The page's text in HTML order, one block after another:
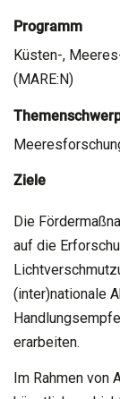
Programm
Küsten-,
(MARE:N)
Ziele
Die
auf die
(inter)nationale
erarbeiten.
Im Rahmen von